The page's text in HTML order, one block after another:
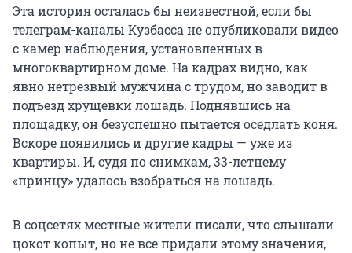
Эта история осталась бы неизвестной, если бы
телеграм-каналы Кузбасса не опубликовали видео
с камер наблюдения, установленных в
многоквартирном доме. На кадрах видно, как
явно нетрезвый мужчина с трудом, но заводит в
подъезд хрущевки лошадь. Поднявшись на
площадку, он безуспешно пытается оседлать коня.
Вскоре появились и другие кадры — уже из
квартиры. И, судя по снимкам, 33-летнему
«принцу» удалось взобраться на лошадь.
В соцсетях местные жители писали, что слышали
цокот копыт, но не все придали этому значения,